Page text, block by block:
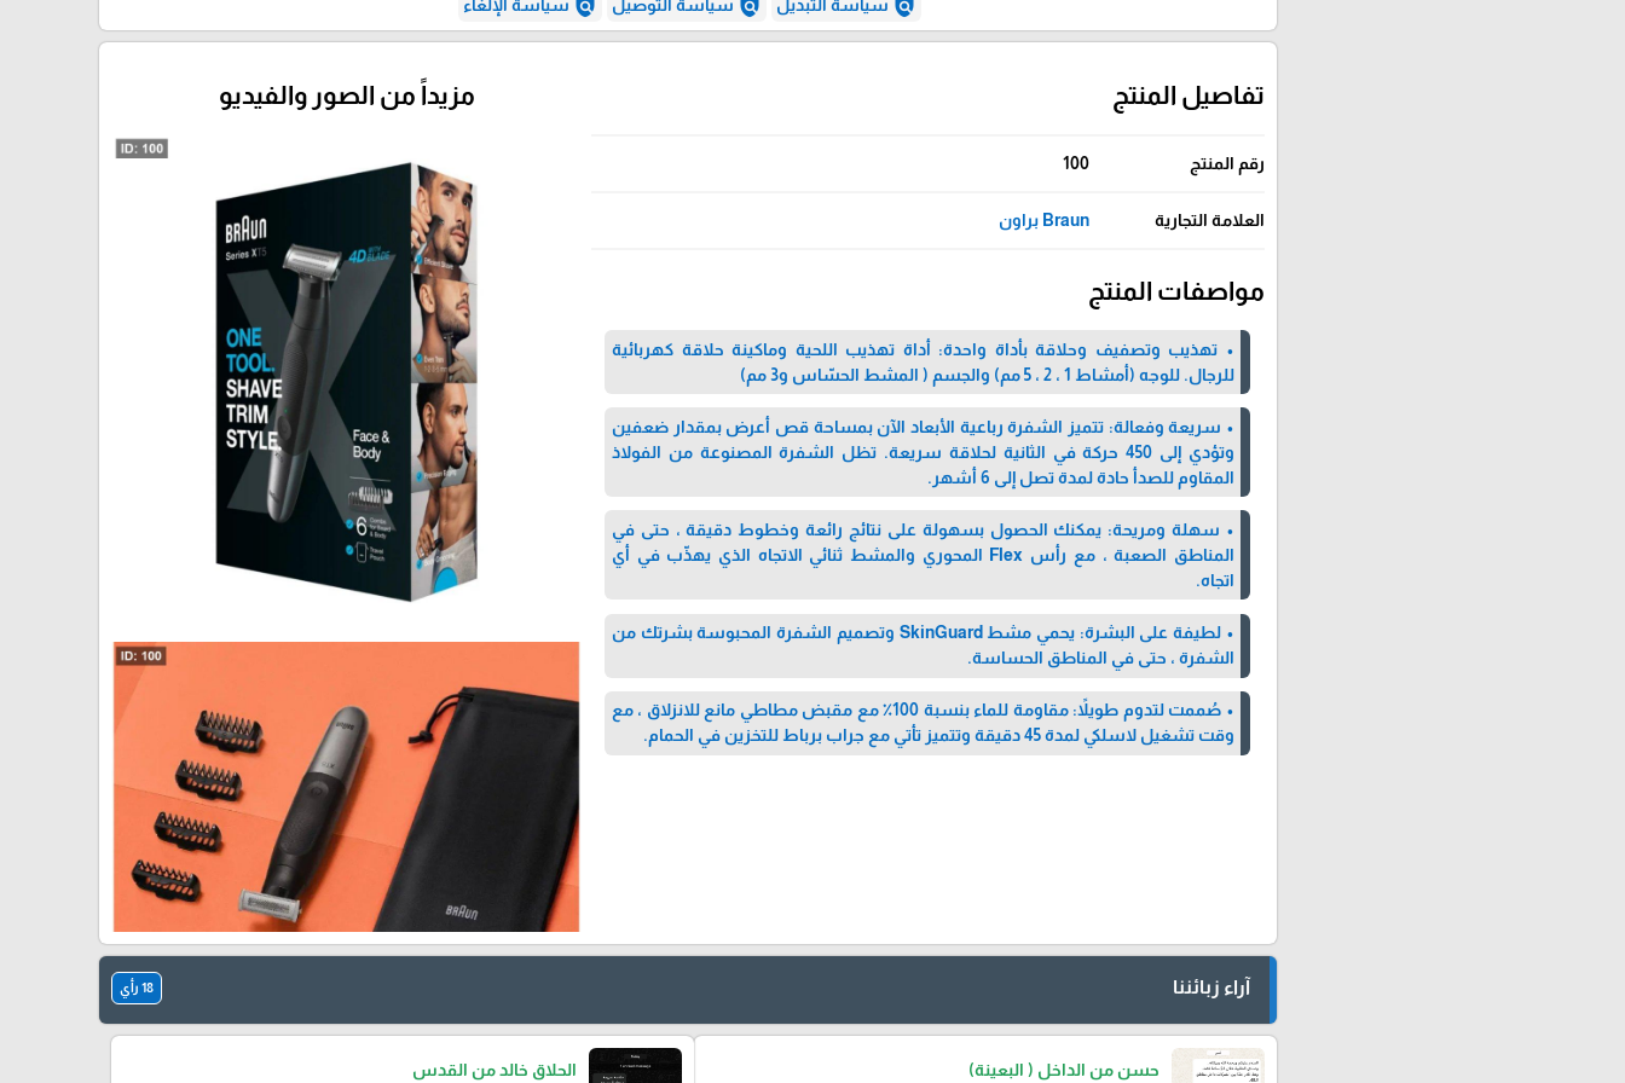
policy سياسة التبديل policy سياسة التوصيل policy سياسة الإلغاء
تفاصيل المنتج
رقم المنتج 100
العلامة التجارية Braun براون
مواصفات المنتج
• تهذيب وتصفيف وحلاقة بأداة واحدة: أداة تهذيب اللحية وماكينة حلاقة كهربائية
للرجال. للوجه (أمشاط 1 ، 2 ، 5 مم) والجسم ( المشط الحسّاس و3 مم)
• سريعة وفعالة: تتميز الشفرة رباعية الأبعاد الآن بمساحة قص أعرض بمقدار ضعفين
وتؤدي إلى 450 حركة في الثانية لحلاقة سريعة. تظل الشفرة المصنوعة من الفولاذ
المقاوم للصدأ حادة لمدة تصل إلى 6 أشهر.
• سهلة ومريحة: يمكنك الحصول بسهولة على نتائج رائعة وخطوط دقيقة ، حتى في
المناطق الصعبة ، مع رأس Flex المحوري والمشط ثنائي الاتجاه الذي يهذّب في أي
اتجاه.
• لطيفة على البشرة: يحمي مشط SkinGuard وتصميم الشفرة المحبوسة بشرتك من
الشفرة ، حتى في المناطق الحساسة.
• صُممت لتدوم طويلاً: مقاومة للماء بنسبة 100٪ مع مقبض مطاطي مانع للانزلاق ، مع
وقت تشغيل لاسلكي لمدة 45 دقيقة وتتميز تأتي مع جراب برباط للتخزين في الحمام.
مزيداً من الصور والفيديو
آراء زبائننا 18 رأي
حسن من الداخل ( البعينة) الحلاق خالد من القدس